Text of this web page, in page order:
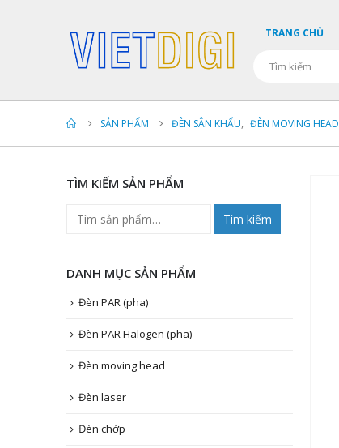
TRANG CHỦ
SẢN PHẨM ĐÈN SÂN KHẤU, ĐÈN MOVING HEAD
TÌM KIẾM SẢN PHẨM
Tìm kiếm
DANH MỤC SẢN PHẨM
Đèn PAR (pha)
Đèn PAR Halogen (pha)
Đèn moving head
Đèn laser
Đèn chớp